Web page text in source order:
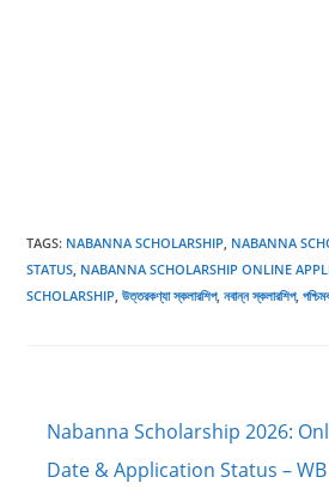
TAGS: NABANNA SCHOLARSHIP, NABANNA
STATUS, NABANNA SCHOLARSHIP ONLINE
SCHOLARSHIP, উত্তরকণ্যা স্কলারশিপ, নবান্ন স্কলারশিপ,
articles
Nabanna Scholarship 2026:
Date & Application Status –